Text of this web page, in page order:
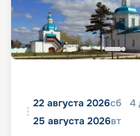
22 августа 2026сб 4
25 августа 2026вт